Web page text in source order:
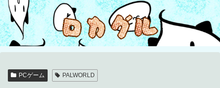
PCゲーム PALWORLD